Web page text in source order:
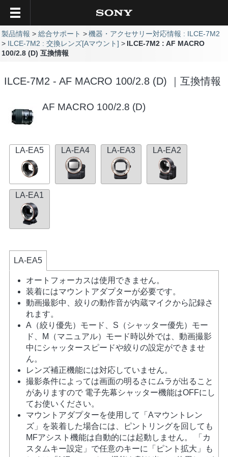
製品情報 総合サポート
機器・アクセサリー対応情報 : ILCE-7M2
ILCE-7M2 : 交換レンズ[Aマウント]
ILCE-7M2 : AF MACRO
100/2.8 (D) 互換情報
ILCE-7M2 - AF MACRO 100/2.8 (D) ｜互換情報
AF MACRO 100/2.8 (D)
LA-EA5 LA-EA4 LA-EA3 LA-EA2
LA-EA1
LA-EA5
オートフォーカスは使用できません。
装着にはマウントアダプターが必要です。
動画撮影中、絞りの動作音が内蔵マイクから記録さ
れます。
A（絞り優先）モード、S（シャッター優先）モー
ド、M（マニュアル）モード時以外では、動画撮影
中にシャッタースピードや絞りの設定ができませ
ん。
レンズ補正機能には対応していません。
撮影条件によっては画面の明るさにムラが出ること
がありますので 電子先幕シャッター機能はOFFにし
てお使いください。
マウントアダプターを使用して「Aマウントレン
ズ」を装着した場合には、ピントリングを回しても
MFアシスト機能は自動的には起動しません。 「カ
スタムキー設定」で任意のキーに「ピント拡大」も